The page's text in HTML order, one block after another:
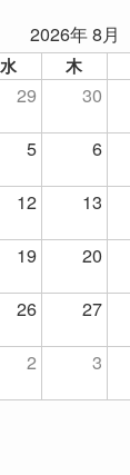
2026年 8月
水 木
29 30
5 6
12 13
19 20
26 27
2 3